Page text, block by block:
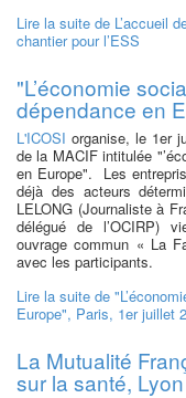
Lire la suite de L’accueil
chantier pour l’ESS
"L’économie
dépendance en
L'ICOSIorganise, le 1er
de la MACIF intitulée
en Europe". Les
déjà des acteurs
LELONG (Journaliste à
délégué de l’OCIRP)
ouvrage commun « La
avec les participants.
Lire la suite de
Europe", Paris, 1er juillet
La Mutualité
sur la santé,